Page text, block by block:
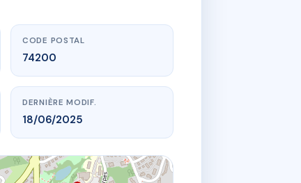
CODE POSTAL
74200
DERNIÈRE MODIF.
18/06/2025